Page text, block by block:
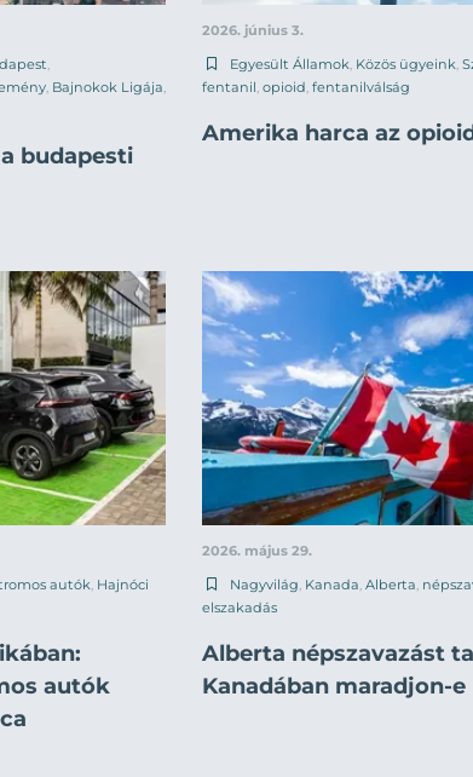
Bajnokok Ligája
budapesti
2026. június 3.
Egyesült Államok Közös ügyeink
fentanil opioid fentanilválság
Amerika harca az
autók, Hajnóci
autók
2026. május 29.
Nagyvilág, Kanada, Alberta,
elszakadás
Alberta népszavazást
Kanadában maradjon-e